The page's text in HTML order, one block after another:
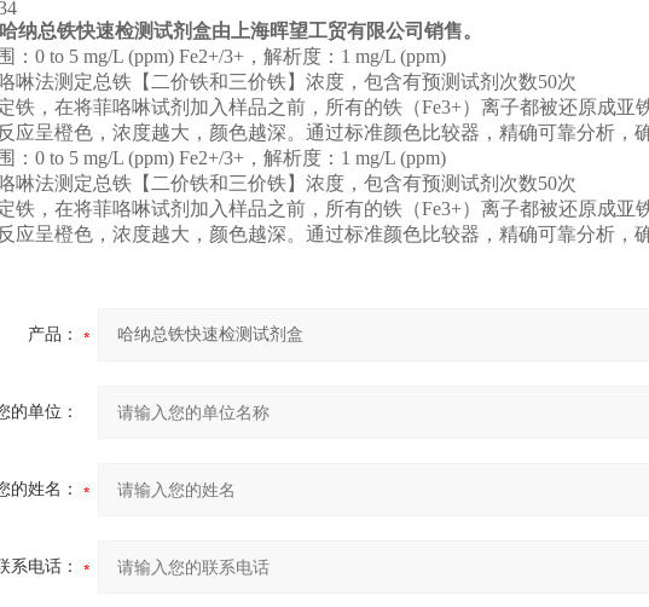
纳总铁快速检测试剂盒由上海晖望工贸有限公司销售。
：0 to 5 mg/L (ppm) Fe2+/3+，解析度：1 mg/L (ppm)
啉法测定总铁【二价铁和三价铁】浓度，包含有预测试剂次数50次
铁，在将菲咯啉试剂加入样品之前，所有的铁（Fe3+）离子都被还原成亚
应呈橙色，浓度越大，颜色越深。通过标准颜色比较器，精确可靠分析，
：0 to 5 mg/L (ppm) Fe2+/3+，解析度：1 mg/L (ppm)
啉法测定总铁【二价铁和三价铁】浓度，包含有预测试剂次数50次
铁，在将菲咯啉试剂加入样品之前，所有的铁（Fe3+）离子都被还原成亚
应呈橙色，浓度越大，颜色越深。通过标准颜色比较器，精确可靠分析，
产品：
的单位：
的姓名：
系电话：